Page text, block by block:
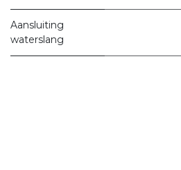
Aansluiting
waterslang